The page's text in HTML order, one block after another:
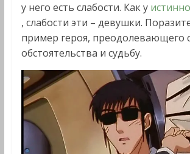
у него есть слабости. Как у
, слабости эти – девушки.
пример героя, преодолевающего
обстоятельства и судьбу.